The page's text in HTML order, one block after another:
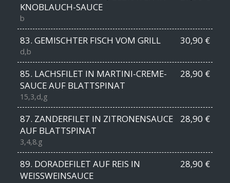
KNOBLAUCH-SAUCE
b
83. GEMISCHTER FISCH VOM GRILL 30,90 €
d,b
85. LACHSFILET IN MARTINI-CREME-
SAUCE AUF BLATTSPINAT
28,90 €
15,3,d,g
87. ZANDERFILET IN ZITRONENSAUCE
AUF BLATTSPINAT
28,90 €
3,4,8.g
89. DORADEFILET AUF REIS IN
WEISSWEINSAUCE
28,90 €